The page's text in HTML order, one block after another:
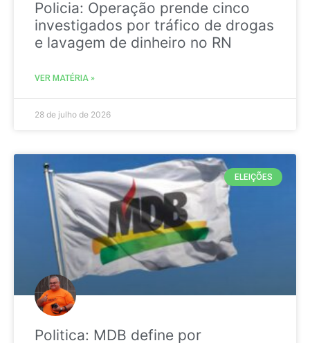
Policia: Operação prende cinco
investigados por tráfico de drogas
e lavagem de dinheiro no RN
VER MATÉRIA »
28 de julho de 2026
ELEIÇÕES
Politica: MDB define por